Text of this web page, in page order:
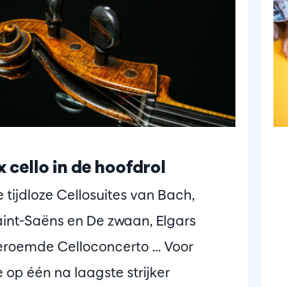
cello in de hoofdrol
tijdloze Cellosuites van Bach,
Saëns en De zwaan, Elgars
Celloconcerto … Voor
op één na laagste strijker